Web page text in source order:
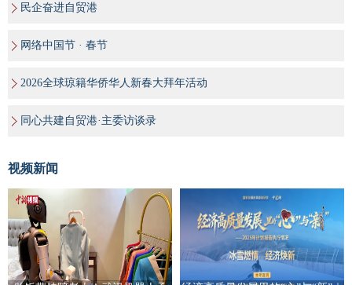
民企奋进自贸港
网络中国节 · 春节
2026全球琼籍华侨华人新春大拜年活动
同心共建自贸港·主委访谈录
视频新闻